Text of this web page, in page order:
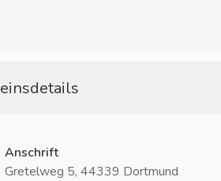
Anschrift
Gretelweg 5, 44339 Dortmund